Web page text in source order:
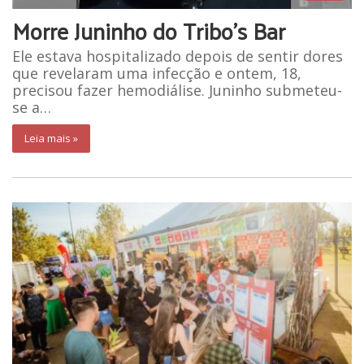
Morre Juninho do Tribo’s Bar
Ele estava hospitalizado depois de sentir dores
que revelaram uma infecção e ontem, 18,
precisou fazer hemodiálise. Juninho submeteu-
se a…
Leia mais »